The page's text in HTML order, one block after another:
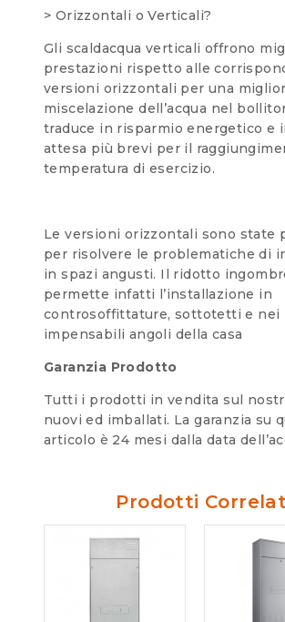
> Orizzontali o Verticali?
Gli scaldacqua verticali offrono
prestazioni rispetto alle
versioni orizzontali per una
miscelazione dell’acqua nel
traduce in risparmio energetico e
attesa più brevi per il
temperatura di esercizio.
Le versioni orizzontali sono state
per risolvere le problematiche di
in spazi angusti. Il ridotto
permette infatti l’installazione in
controsoffittature, sottotetti e nei
impensabili angoli della casa
Garanzia Prodotto
Tutti i prodotti in vendita sul
nuovi ed imballati. La garanzia su
articolo è 24 mesi dalla data
Prodotti